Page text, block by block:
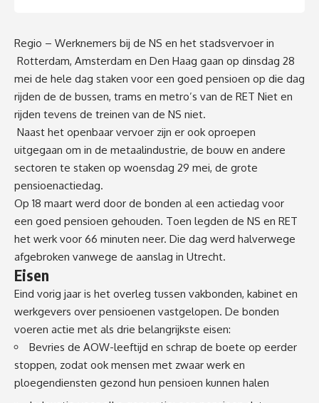
Regio – Werknemers bij de NS en het stadsvervoer in
Rotterdam, Amsterdam en Den Haag gaan op dinsdag 28
mei de hele dag staken voor een goed pensioen op die dag
rijden de de bussen, trams en metro’s van de RET Niet en
rijden tevens de treinen van de NS niet.
Naast het openbaar vervoer zijn er ook oproepen
uitgegaan om in de metaalindustrie, de bouw en andere
sectoren te staken op woensdag 29 mei, de grote
pensioenactiedag.
Op 18 maart werd door de bonden al een actiedag voor
een goed pensioen gehouden. Toen legden de NS en RET
het werk voor 66 minuten neer. Die dag werd halverwege
afgebroken vanwege de aanslag in Utrecht.
Eisen
Eind vorig jaar is het overleg tussen vakbonden, kabinet en
werkgevers over pensioenen vastgelopen. De bonden
voeren actie met als drie belangrijkste eisen:
Bevries de AOW-leeftijd en schrap de boete op eerder
stoppen, zodat ook mensen met zwaar werk en
ploegendiensten gezond hun pensioen kunnen halen